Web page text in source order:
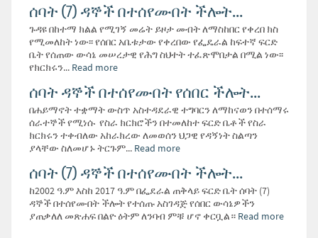
ሰባት (7) ዳኞች በተሰየሙበት ችሎት...
ጉዳዩ በከተማ ክልል የሚገኝ መሬት ይዞታ መብት ለማስከበር የቀረበ ክስ
የሚመለከት ነው፡፡ የሰበር አቤቱታው የቀረበው የፌዴራል ከፍተኛ ፍርድ
ቤት የሰጠው ውሳኔ መሠረታዊ የሕግ ስህተት ተፈጽሞበታል በሚል ነው፡፡
የክርክሩን... Read more
ሰባት ዳኞች በተሰየሙበት የሰበር ችሎት...
በሐይማኖት ተቋማት ውስጥ አስተዳደራዊ ተግባርን ለማከናወን በተሰማሩ
ሰራተኞች የሚነሱ የስራ ክርክሮችን በተመለከተ ፍርድ ቤቶች የስራ
ክርክሩን ተቀብለው አከራክረው ለመወሰን ህጋዊ የዳኝነት ስልጣን
ያላቸው ስለመሆኑ ትርጉም... Read more
ሰባት (7) ዳኞች በተሰየሙበት ችሎት...
ከ2002 ዓ.ም እስከ 2017 ዓ.ም በፌደራል ጠቅላይ ፍርድ ቤት ሰባት (7)
ዳኞች በተሰየሙበት ችሎት የተሰጡ አስገዳጅ የሰበር ውሳኔዎችን
ያጠቃለለ መጽሐፍ በልዮ ዕትም ለንባብ ምቹ ሆኖ ቀርቧል። Read more